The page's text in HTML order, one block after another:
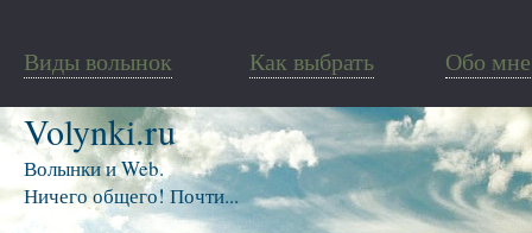
Виды волынок Как выбрать Обо мне
Volynki.ru
Волынки и Web.
Ничего общего! Почти...